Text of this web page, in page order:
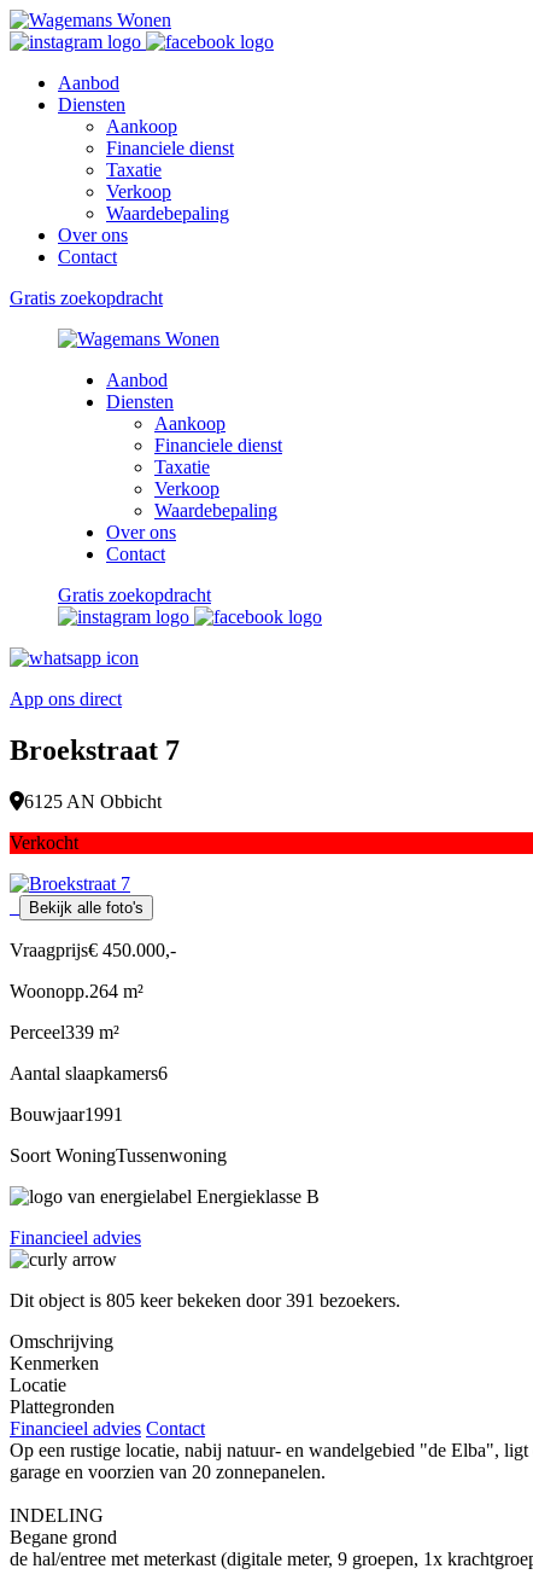
Aanbod
Diensten
Aankoop
Financiele dienst
Taxatie
Verkoop
Waardebepaling
Over ons
Contact
Gratis zoekopdracht
Aanbod
Diensten
Aankoop
Financiele dienst
Taxatie
Verkoop
Waardebepaling
Over ons
Contact
Gratis zoekopdracht
App ons direct
Broekstraat 7
6125 AN Obbicht
Verkocht
Bekijk alle foto's
Vraagprijs€ 450.000,-
Woonopp.264 m²
Perceel339 m²
Aantal slaapkamers6
Bouwjaar1991
Soort WoningTussenwoning
Energieklasse B
Financieel advies
Dit object is 805 keer bekeken door391 bezoekers.
Omschrijving
Kenmerken
Locatie
Plattegronden
Financieel advies Contact
Op een rustige locatie, nabij natuur- en wandelgebied "de Elba",
garage en voorzien van 20 zonnepanelen.
INDELING
Begane grond
de hal/entree met meterkast (digitale meter, 9 groepen, 1x